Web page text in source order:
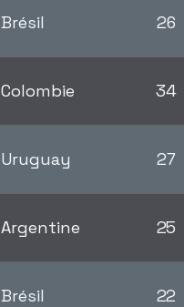
Brésil 26
Colombie 34
Uruguay 27
Argentine 25
Brésil 22